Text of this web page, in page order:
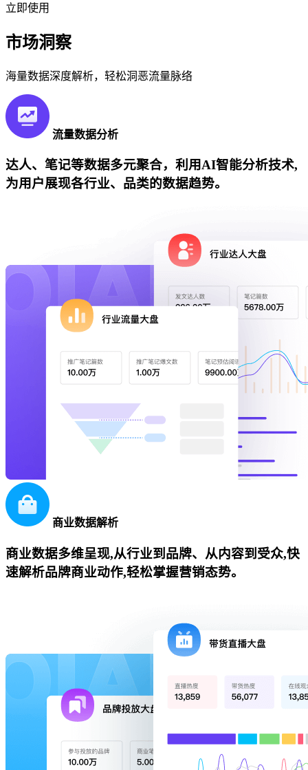
立即使用
市场洞察
海量数据深度解析，轻松洞恶流量脉络
流量数据分析
达人、笔记等数据多元聚合，利用AI智能分析技术,
为用户展现各行业、品类的数据趋势。
商业数据解析
商业数据多维呈现,从行业到品牌、从内容到受众,快
速解析品牌商业动作,轻松掌握营销态势。